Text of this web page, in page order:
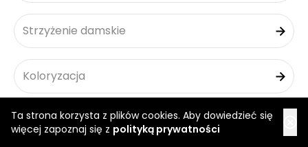
Ta strona korzysta z plików cookies. Aby dowiedzieć się
więcej zapoznaj się z polityką prywatności
Strzyżenie damskie
Koloryzacja
Strzyżenie włosów